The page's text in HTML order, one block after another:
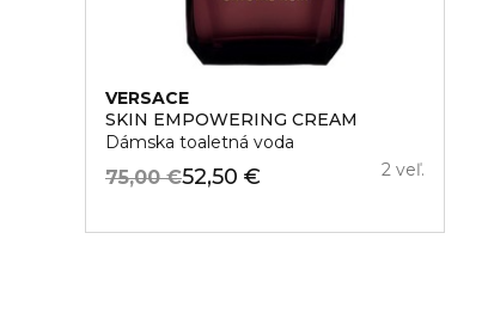
VERSACE
SKIN EMPOWERING CREAM
Dámska toaletná voda
52,50 €
75,00 € 2 veľ.